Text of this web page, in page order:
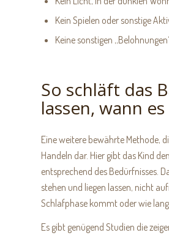
Kein Spielen oder sonstige
Keine sonstigen
So schläft das
lassen, wann
Eine weitere bewährte Methode,
Handeln dar. Hier gibt das Kind
entsprechend des Bedürfnisses.
stehen und liegen lassen, nicht
Schlafphase kommt oder wie
Es gibt genügend Studien die